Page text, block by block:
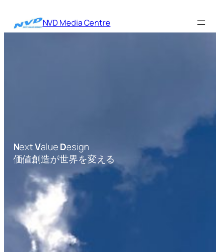
を
NVD Media Centre
NextValueDesign
価値創造が世界を変える